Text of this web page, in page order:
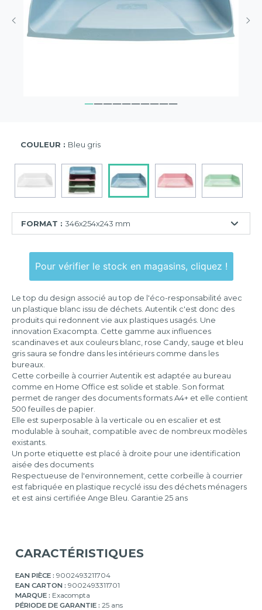
COULEUR : Bleu gris
FORMAT : 346x254x243 mm
346x254x243
Pour vérifier le stock en magasins, cliquez !
Le top du design associé au top de l'éco-responsabilité avec
un plastique blanc issu de déchets. Autentik c'est donc des
produits qui redonnent vie aux plastiques usagés. Une
innovation Exacompta. Cette gamme aux influences
scandinaves et aux couleurs blanc, rose Candy, sauge et bleu
gris saura se fondre dans les intérieurs comme dans les
bureaux.
Cette corbeille à courrier Autentik est adaptée au bureau
comme en Home Office est solide et stable. Son format
permet de ranger des documents formats A4+ et elle contient
500 feuilles de papier.
Elle est superposable à la verticale ou en escalier et est
modulable à souhait, compatible avec de nombreux modèles
existants.
Un porte etiquette est placé à droite pour une identification
aisée des documents
Respectueuse de l'environnement, cette corbeille à courrier
est fabriquée en plastique recyclé issu des déchets ménagers
et est ainsi certifiée Ange Bleu. Garantie 25 ans
CARACTÉRISTIQUES
EAN PIÈCE : 9002493211704
EAN CARTON : 9002493311701
MARQUE : Exacompta
PÉRIODE DE GARANTIE : 25 ans